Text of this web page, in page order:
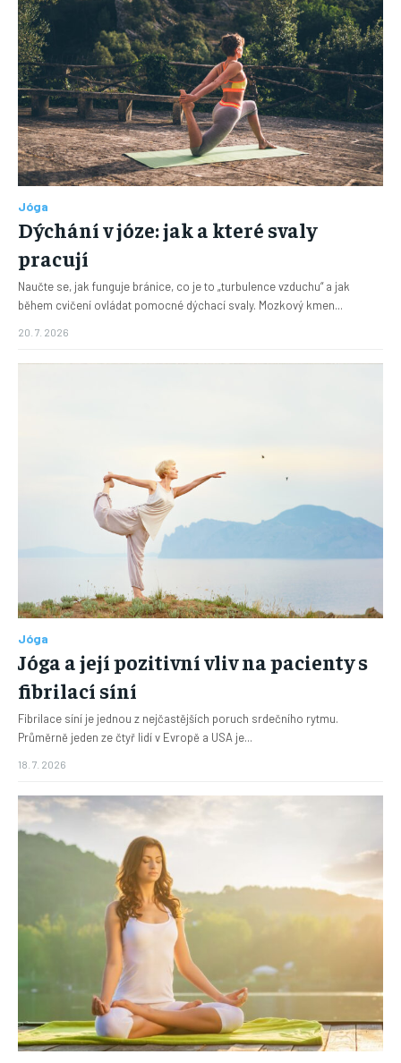
Jóga
Dýchání v józe: jak a které svaly
pracují
Naučte se, jak funguje bránice, co je to „turbulence vzduchu“ a jak
během cvičení ovládat pomocné dýchací svaly. Mozkový kmen...
20. 7. 2026
Jóga
Jóga a její pozitivní vliv na pacienty s
fibrilací síní
Fibrilace síní je jednou z nejčastějších poruch srdečního rytmu.
Průměrně jeden ze čtyř lidí v Evropě a USA je...
18. 7. 2026